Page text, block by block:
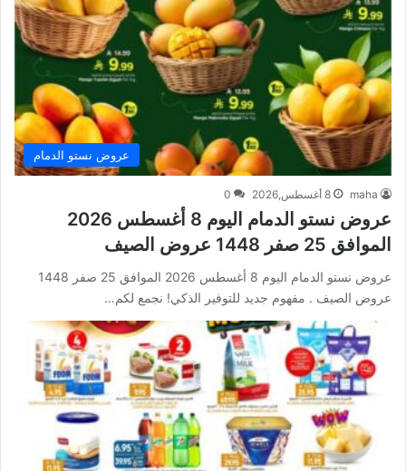
عروض نستو الدمام
maha 8 أغسطس,2026 0
عروض نستو الدمام اليوم 8 أغسطس 2026
الموافق 25 صفر 1448 عروض الصيف
عروض نستو الدمام اليوم 8 أغسطس 2026 الموافق 25 صفر 1448
عروض الصيف . مفهوم جديد للتوفير الذكي! نجمع لكم…